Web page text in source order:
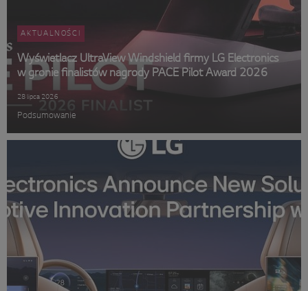
AKTUALNOŚCI
Wyświetlacz UltraView Windshield firmy LG Electronics
w gronie finalistów nagrody PACE Pilot Award 2026
28 lipca 2026
Podsumowanie